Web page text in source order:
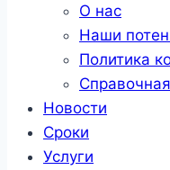
О нас
Наши
Политика
Новости
Сроки
Услуги